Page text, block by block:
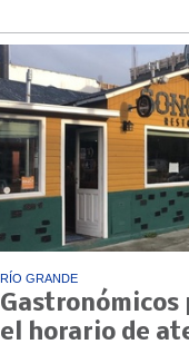
RÍO GRANDE
el horario de